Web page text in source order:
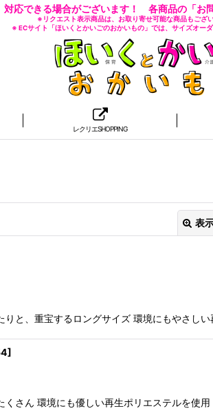
対応できる場合がございます！ 各商品の「お
※リクエスト表示商品は、お取り寄せ可能な商品もござ
※ ECサイト「ほいくとかいごのおかいもの」では、サイズオー
レクリエSHOPPING
表
絞り込む
と、重宝するロングサイズ 環境にもやさし
]
くさん 環境にも優しい再生ポリエステルを